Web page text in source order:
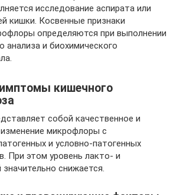
исследование аспирата или
кишки. Косвенные признаки
определяются при выполнении
анализа и биохимического
кишечного
собой качественное и
микрофлоры с
и условно-патогенных
При этом уровень лакто- и
снижается.